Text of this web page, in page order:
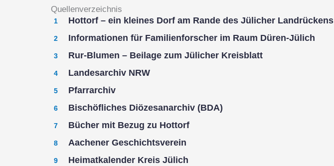
Quellenverzeichnis
Hottorf – ein kleines Dorf am Rande des Jülicher Landrückens
Informationen für Familienforscher im Raum Düren-Jülich
Rur-Blumen – Beilage zum Jülicher Kreisblatt
Landesarchiv NRW
Pfarrarchiv
Bischöfliches Diözesanarchiv (BDA)
Bücher mit Bezug zu Hottorf
Aachener Geschichtsverein
Heimatkalender Kreis Jülich